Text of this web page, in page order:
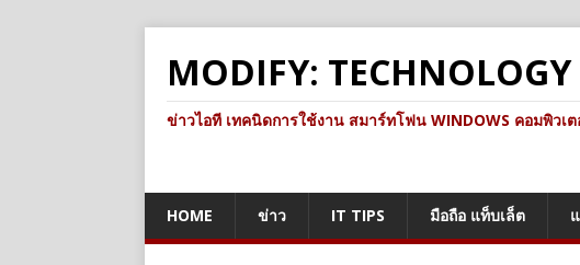
MODIFY: TECHNOLOGY
ข่าวไอที เทคนิดการใช้งาน สมาร์ทโฟน WINDOWS คอมพิวเต
HOME ข่าว IT TIPS มือถือ แท็บเล็ต